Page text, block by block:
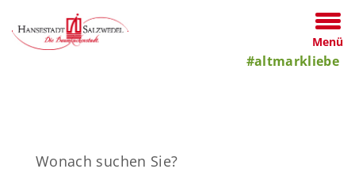
Menü
#altmarkliebe